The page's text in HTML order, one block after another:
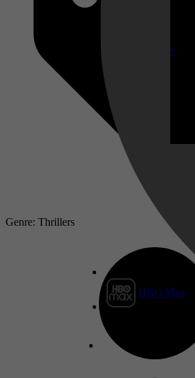
Disney+
HBO Max
Genre: Thrillers